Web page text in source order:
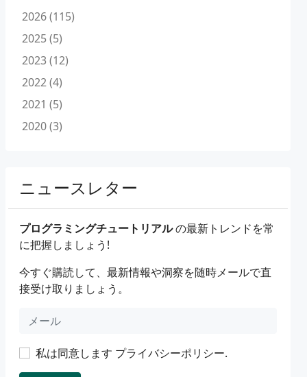
2026 (115)
2025 (5)
2023 (12)
2022 (4)
2021 (5)
2020 (3)
ニュースレター
プログラミングチュートリアルの最新トレンドを常
に把握しましょう!
今すぐ購読して、最新情報や洞察を随時メールで直
接受け取りましょう。
私は同意します プライバシーポリシー.